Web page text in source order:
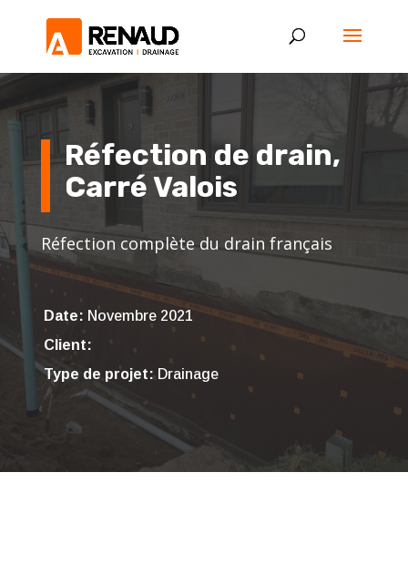
Réfection de drain,
Carré Valois
Réfection complète du drain français
Date: Novembre ‎2021
Client:
Type de projet:Drainage